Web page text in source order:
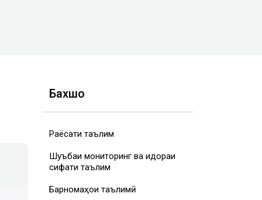
Бахшҳо
Раёсати таълим
Шуъбаи мониторинг ва идораи
сифати таълим
Барномаҳои таълимӣ